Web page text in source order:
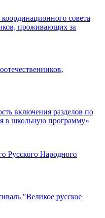
совета
проживающих за
включения разделов по
в школьную программу»
Русского Народного
"Великое русское